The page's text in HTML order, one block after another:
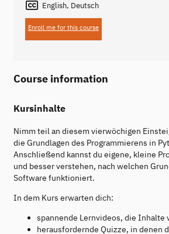
English, Deutsch
Enroll me for this course
Course information
Kursinhalte
Nimm teil an diesem vierwöchigen
die Grundlagen des Programmierens in
Anschließend kannst du eigene, kleine
und besser verstehen, nach welchen
Software funktioniert.
In dem Kurs erwarten dich:
spannende Lernvideos, die Inhalte
herausfordernde Quizze, in denen